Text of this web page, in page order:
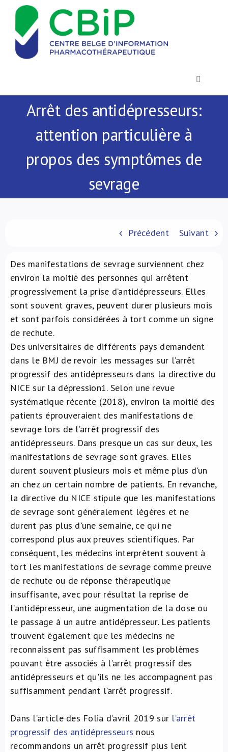
Passer
contenu
Toggle
Actualités
Publications
NL
Arrêt des antidépresseurs:
attention particulière à
propos des symptômes de
sevrage
Précédent Suivant
Des manifestations de sevrage surviennent chez
environ la moitié des personnes qui arrêtent
progressivement la prise d’antidépresseurs. Elles
sont souvent graves, peuvent durer plusieurs mois
et sont parfois considérées à tort comme un signe
de rechute.
Des universitaires de différents pays demandent
dans le BMJ de revoir les messages sur l’arrêt
progressif des antidépresseurs dans la directive du
NICE sur la dépression1. Selon une revue
systématique récente (2018), environ la moitié des
patients éprouveraient des manifestations de
sevrage lors de l’arrêt progressif des
antidépresseurs. Dans presque un cas sur deux, les
manifestations de sevrage sont graves. Elles
durent souvent plusieurs mois et même plus d'un
an chez un certain nombre de patients. En revanche,
la directive du NICE stipule que les manifestations
de sevrage sont généralement légères et ne
durent pas plus d'une semaine, ce qui ne
correspond plus aux preuves scientifiques. Par
conséquent, les médecins interprètent souvent à
tort les manifestations de sevrage comme preuve
de rechute ou de réponse thérapeutique
insuffisante, avec pour résultat la reprise de
l’antidépresseur, une augmentation de la dose ou
le passage à un autre antidépresseur. Les patients
trouvent également que les médecins ne
reconnaissent pas suffisamment les problèmes
pouvant être associés à l’arrêt progressif des
antidépresseurs et qu'ils ne les accompagnent pas
suffisamment pendant l’arrêt progressif.
Dans l’article des Folia d’avril 2019 sur l’arrêt
progressif des antidépresseurs nous
recommandons un arrêt progressif plus lent